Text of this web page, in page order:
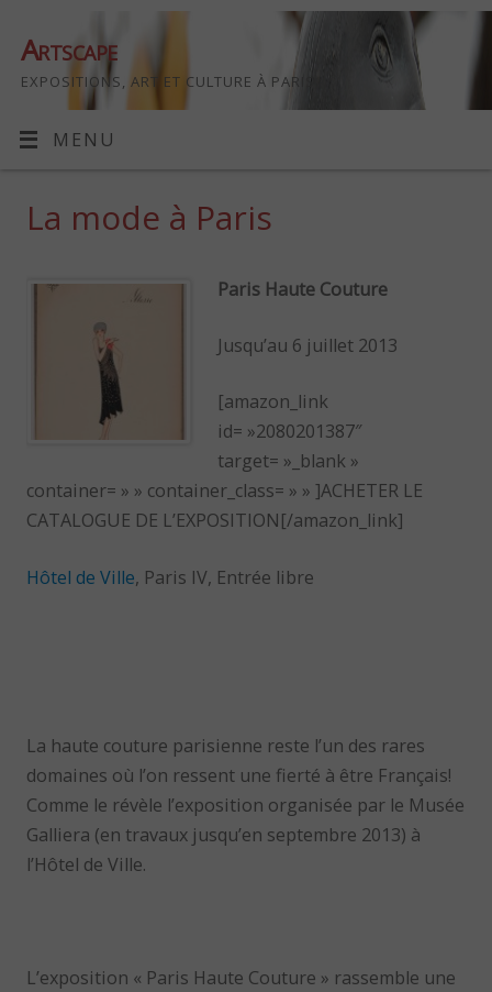
Artscape
EXPOSITIONS, ART ET CULTURE À PARIS
MENU
La mode à Paris
Paris Haute Couture
Jusqu’au 6 juillet 2013
[amazon_link
id= »2080201387″
target= »_blank »
container= » » container_class= » » ]ACHETER LE
CATALOGUE DE L’EXPOSITION[/amazon_link]
Hôtel de Ville, Paris IV, Entrée libre
La haute couture parisienne reste l’un des rares
domaines où l’on ressent une fierté à être Français!
Comme le révèle l’exposition organisée par le Musée
Galliera (en travaux jusqu’en septembre 2013) à
l’Hôtel de Ville.
L’exposition « Paris Haute Couture » rassemble une